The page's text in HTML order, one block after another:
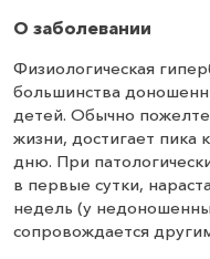
О заболевании
Физиологическая
большинства
детей. Обычно
жизни, достигает пика
дню. При
в первые сутки,
недель (у
сопровождается